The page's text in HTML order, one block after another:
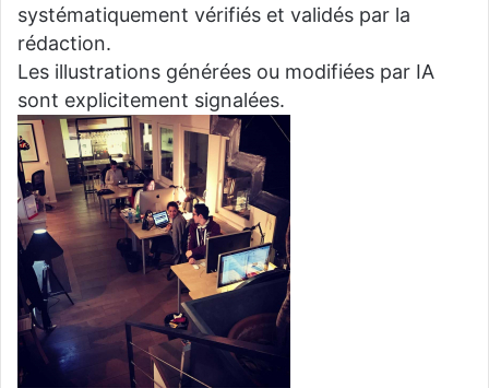
systématiquement vérifiés et validés par la
rédaction.
Les illustrations générées ou modifiées par IA
sont explicitement signalées.